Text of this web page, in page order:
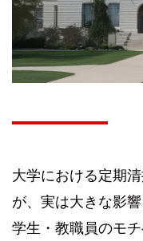
大学における定期
が、実は大きな影
学生・教職員のモ